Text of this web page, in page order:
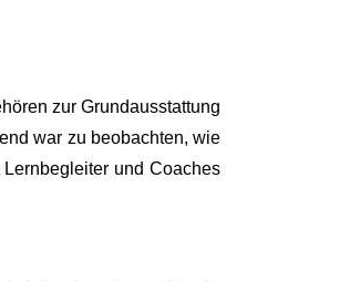
zur Grundausstattung
war zu beobachten, wie
und Coaches